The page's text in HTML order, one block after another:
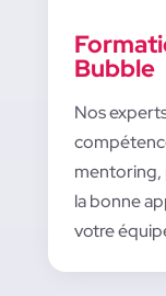
Bubble
Nos
mentoring,
la bonne
votre